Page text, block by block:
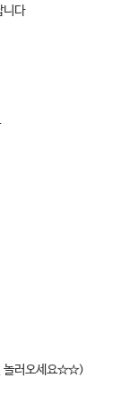
니다
놀러오세요☆☆)